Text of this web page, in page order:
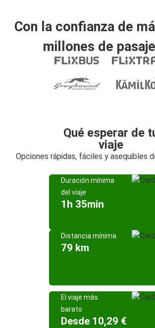
Con la confianza de
millones de
Qué esperar de
viaje
Opciones rápidas, fáciles y asequibles
Duración mínima
del viaje
1h 35min
Distancia mínima
79 km
El viaje más
barato
Desde 10,29 €